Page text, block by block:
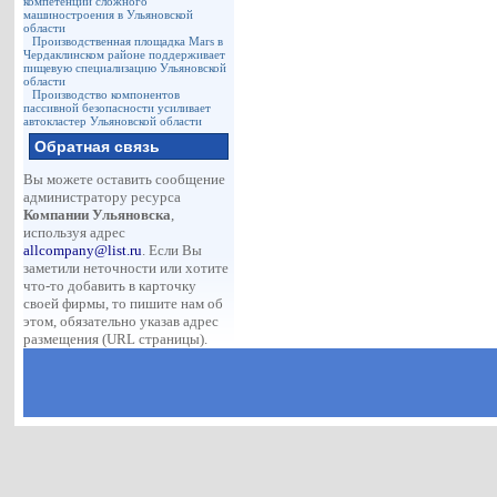
машиностроения в Ульяновской
области
Производственная площадка Mars в
Чердаклинском районе поддерживает
пищевую специализацию Ульяновской
области
Производство компонентов
пассивной безопасности усиливает
автокластер Ульяновской области
Обратная связь
Вы можете оставить сообщение
администратору ресурса
Компании Ульяновска,
используя адрес
allcompany@list.ru. Если Вы
заметили неточности или хотите
что-то добавить в карточку
своей фирмы, то пишите нам об
этом, обязательно указав адрес
размещения (URL страницы).